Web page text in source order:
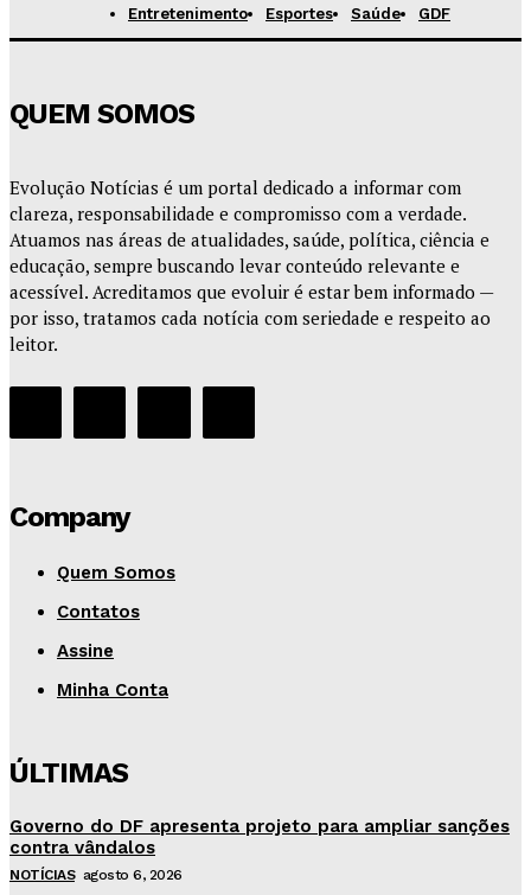
Entretenimento
Esportes Saúde GDF
QUEM SOMOS
Evolução Notícias é um portal dedicado a informar com
clareza, responsabilidade e compromisso com a verdade.
Atuamos nas áreas de atualidades, saúde, política, ciência e
educação, sempre buscando levar conteúdo relevante e
acessível. Acreditamos que evoluir é estar bem informado —
por isso, tratamos cada notícia com seriedade e respeito ao
leitor.
Company
Quem Somos
Contatos
Assine
Minha Conta
ÚLTIMAS
Governo do DF apresenta projeto para ampliar sanções
contra vândalos
NOTÍCIAS agosto 6, 2026